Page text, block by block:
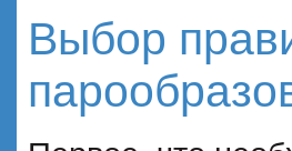
Выбор